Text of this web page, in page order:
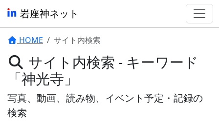
岩座神ネット
HOME サイト内検索
サイト内検索 - キーワード
「神光寺」
写真、動画、読み物、イベント予定・記録の
検索